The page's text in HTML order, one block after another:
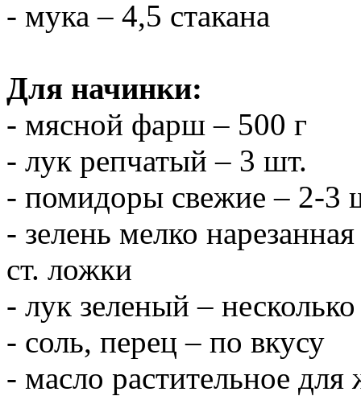
- мука – 4,5 стакана
Для начинки:
- мясной фарш – 500 г
- лук репчатый – 3 шт.
- помидоры свежие – 2-3
- зелень мелко
ст. ложки
- лук зеленый –
- соль, перец – по вкусу
- масло растительное